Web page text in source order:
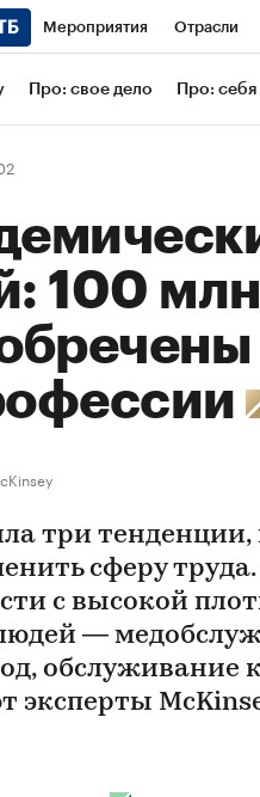
Мероприятия Отрасли
РБК Life
Про: свое дело Про: себя
100 млн
три тенденции,
сферу
с высокой
—
обслуживание
эксперты